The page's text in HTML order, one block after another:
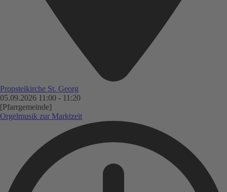
Propsteikirche St. Georg
05.09.2026 11:00 - 11:20
[Pfarrgemeinde]
Orgelmusik zur Marktzeit